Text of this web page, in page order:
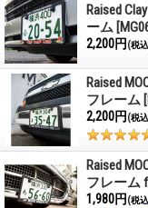
Raised
ーム
2,200円 (税
Raised
フレーム
2,200円 (税
Raised
フレーム
1,980円 (税